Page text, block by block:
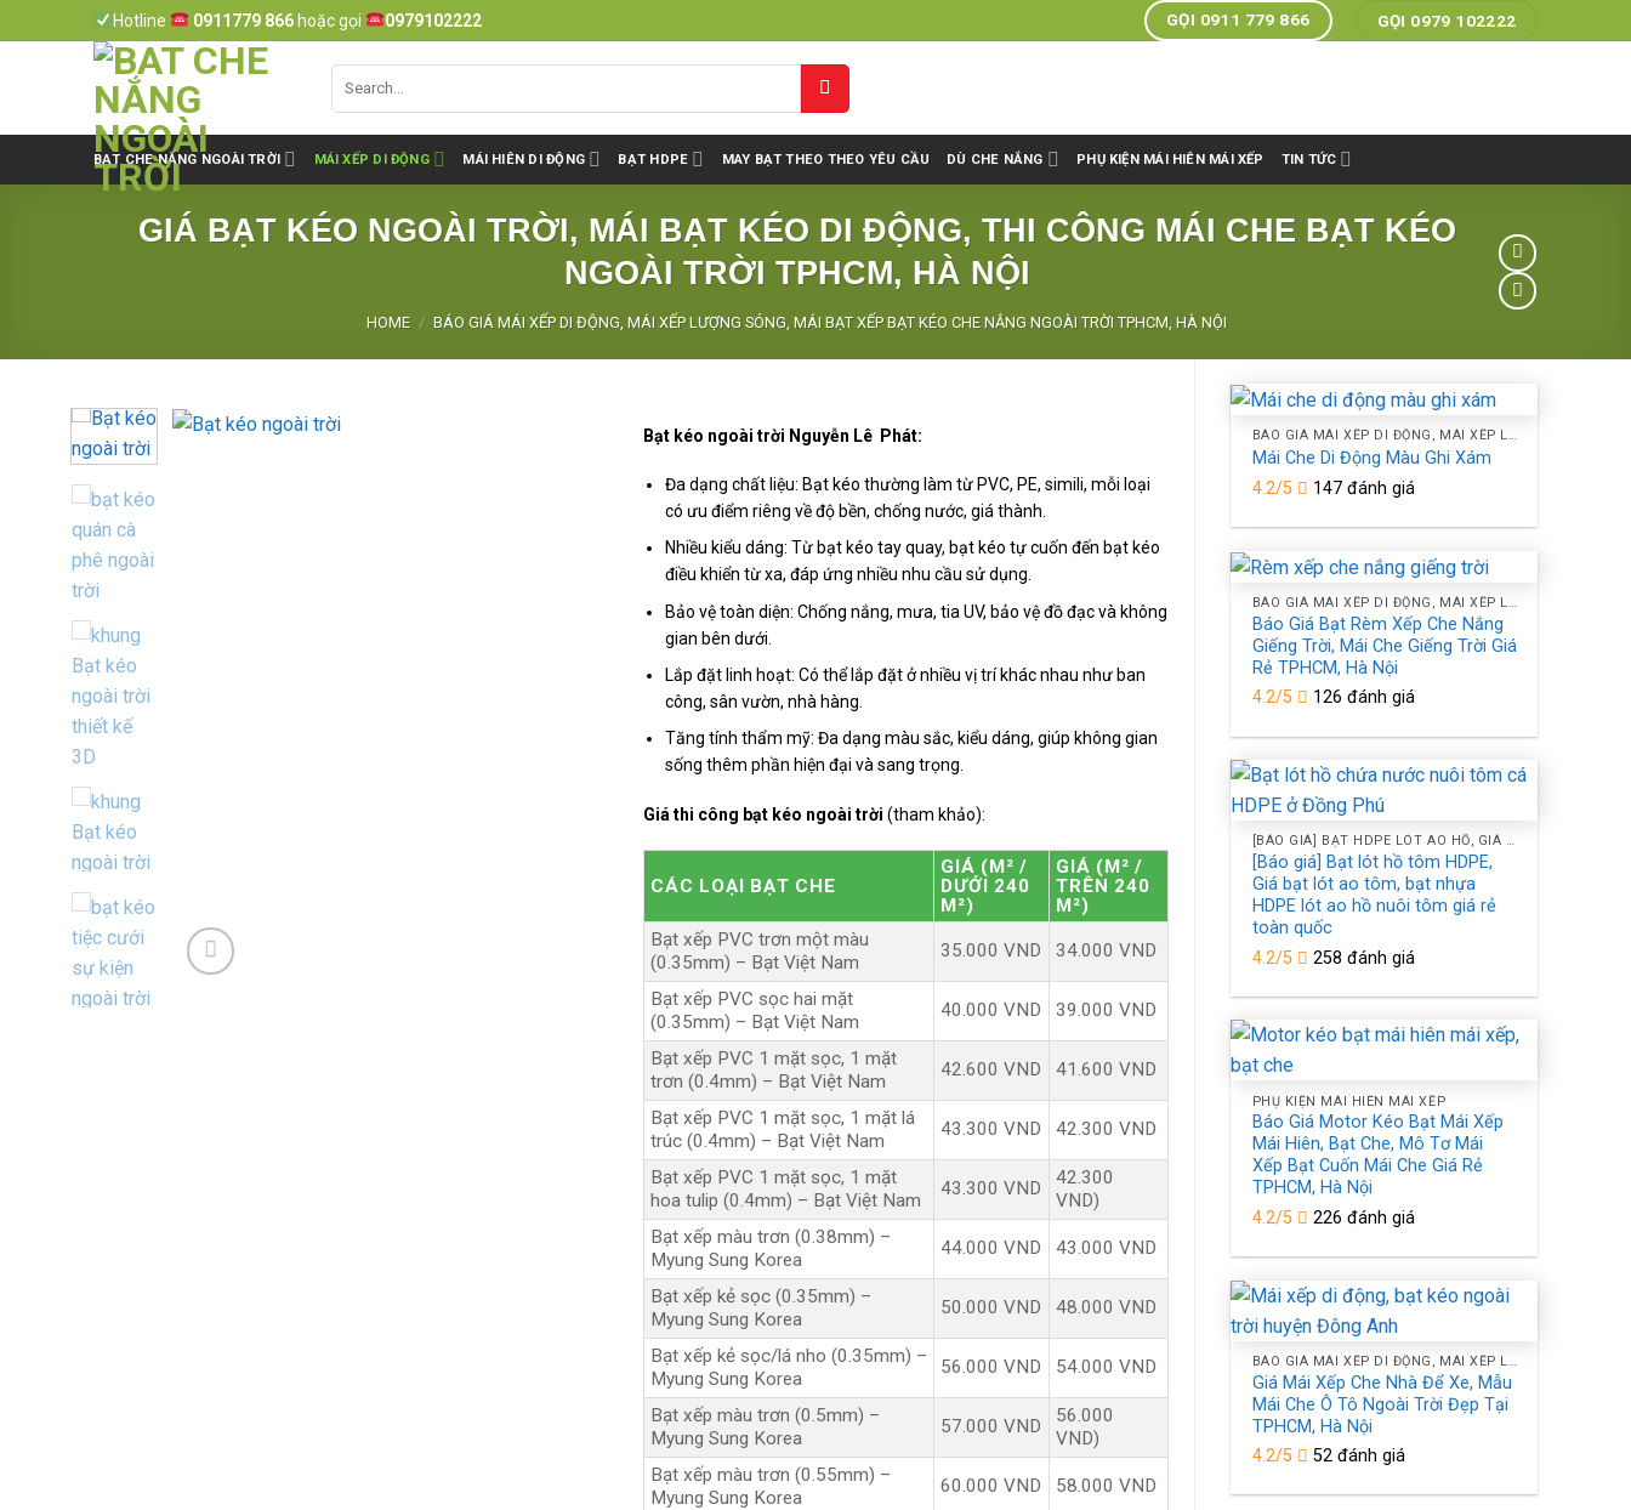
to
Hotline 0911779 866 hoặc gọi 0979102222 GỌI 0911 779 866 GỌI 0979 102222
BẠT CHE NẮNG NGOÀI TRỜI MÁI XẾP DI ĐỘNG MÁI HIÊN DI ĐỘNG BẠT HDPE MAY BẠT THEO THEO YÊU CẦU DÙ CHE NẮNG PHỤ KIỆN MÁI HIÊN MÁI XẾP TIN TỨC
GIÁ BẠT KÉO NGOÀI TRỜI, MÁI BẠT KÉO DI ĐỘNG, THI CÔNG MÁI CHE BẠT KÉO
NGOÀI TRỜI TPHCM, HÀ NỘI
HOME / BÁO GIÁ MÁI XẾP DI ĐỘNG, MÁI XẾP LƯỢNG SÓNG, MÁI BẠT XẾP BẠT KÉO CHE NẮNG NGOÀI TRỜI TPHCM, HÀ NỘI
BÁO GIÁ MÁI XẾP DI ĐỘNG, MÁI XẾP LƯỢNG SÓNG, MÁI BẠT XẾP BẠT KÉO CHE NẮNG NGOÀI TRỜI TPHCM, HÀ NỘI
Mái Che Di Động Màu Ghi Xám
4.2/5
147 đánh giá
BÁO GIÁ MÁI XẾP DI ĐỘNG, MÁI XẾP LƯỢNG SÓNG, MÁI BẠT XẾP BẠT KÉO CHE NẮNG NGOÀI TRỜI TPHCM, HÀ NỘI
Báo Giá Bạt Rèm Xếp Che Nắng
Giếng Trời, Mái Che Giếng Trời Giá
Rẻ TPHCM, Hà Nội
4.2/5
126 đánh giá
[BÁO GIÁ] BẠT HDPE LÓT AO HỒ, GIÁ BẠT NHỰA HDPE LÓT HỒ CHỐNG THẤM NƯỚC Ở TPHCM
[Báo giá] Bạt lót hồ tôm HDPE,
Giá bạt lót ao tôm, bạt nhựa
HDPE lót ao hồ nuôi tôm giá rẻ
toàn quốc
4.2/5
258 đánh giá
PHỤ KIỆN MÁI HIÊN MÁI XẾP
Báo Giá Motor Kéo Bạt Mái Xếp
Mái Hiên, Bạt Che, Mô Tơ Mái
Xếp Bạt Cuốn Mái Che Giá Rẻ
TPHCM, Hà Nội
4.2/5
226 đánh giá
BÁO GIÁ MÁI XẾP DI ĐỘNG, MÁI XẾP LƯỢNG SÓNG, MÁI BẠT XẾP BẠT KÉO CHE NẮNG NGOÀI TRỜI TPHCM, HÀ NỘI
Giá Mái Xếp Che Nhà Để Xe, Mẫu
Mái Che Ô Tô Ngoài Trời Đẹp Tại
TPHCM, Hà Nội
4.2/5
52 đánh giá
Bạt kéo ngoài trời Nguyễn Lê Phát:
Đa dạng chất liệu: Bạt kéo thường làm từ PVC, PE, simili, mỗi loại
có ưu điểm riêng về độ bền, chống nước, giá thành.
Nhiều kiểu dáng: Từ bạt kéo tay quay, bạt kéo tự cuốn đến bạt kéo
điều khiển từ xa, đáp ứng nhiều nhu cầu sử dụng.
Bảo vệ toàn diện: Chống nắng, mưa, tia UV, bảo vệ đồ đạc và không
gian bên dưới.
Lắp đặt linh hoạt: Có thể lắp đặt ở nhiều vị trí khác nhau như ban
công, sân vườn, nhà hàng.
Tăng tính thẩm mỹ: Đa dạng màu sắc, kiểu dáng, giúp không gian
sống thêm phần hiện đại và sang trọng.
Giá thi công bạt kéo ngoài trời (tham khảo):
CÁC LOẠI BẠT CHE
GIÁ (M² /
DƯỚI 240
M²)
GIÁ (M² /
TRÊN 240
M²)
Bạt xếp PVC trơn một màu
(0.35mm) – Bạt Việt Nam
35.000 VND 34.000 VND
Bạt xếp PVC sọc hai mặt
(0.35mm) – Bạt Việt Nam
40.000 VND 39.000 VND
Bạt xếp PVC 1 mặt sọc, 1 mặt
trơn (0.4mm) – Bạt Việt Nam
42.600 VND 41.600 VND
Bạt xếp PVC 1 mặt sọc, 1 mặt lá
trúc (0.4mm) – Bạt Việt Nam
43.300 VND 42.300 VND
Bạt xếp PVC 1 mặt sọc, 1 mặt
hoa tulip (0.4mm) – Bạt Việt Nam
43.300 VND
42.300
VND)
Bạt xếp màu trơn (0.38mm) –
Myung Sung Korea
44.000 VND 43.000 VND
Bạt xếp kẻ sọc (0.35mm) –
Myung Sung Korea
50.000 VND 48.000 VND
Bạt xếp kẻ sọc/lá nho (0.35mm) –
Myung Sung Korea
56.000 VND 54.000 VND
Bạt xếp màu trơn (0.5mm) –
Myung Sung Korea
57.000 VND
56.000
VND)
Bạt xếp màu trơn (0.55mm) –
Myung Sung Korea
60.000 VND 58.000 VND